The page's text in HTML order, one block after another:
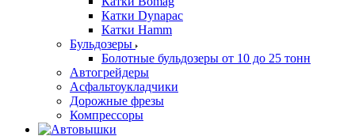
Катки Dynapac
Катки Hamm
Бульдозеры
Болотные бульдозеры от 10 до 25 тонн
Автогрейдеры
Асфальтоукладчики
Дорожные фрезы
Компрессоры